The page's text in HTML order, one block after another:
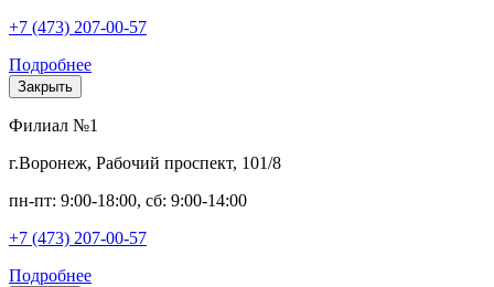
+7 (473) 207-00-57
Подробнее
Закрыть
Филиал №1
г.Воронеж, Рабочий проспект, 101/8
пн-пт: 9:00-18:00, сб: 9:00-14:00
+7 (473) 207-00-57
Подробнее